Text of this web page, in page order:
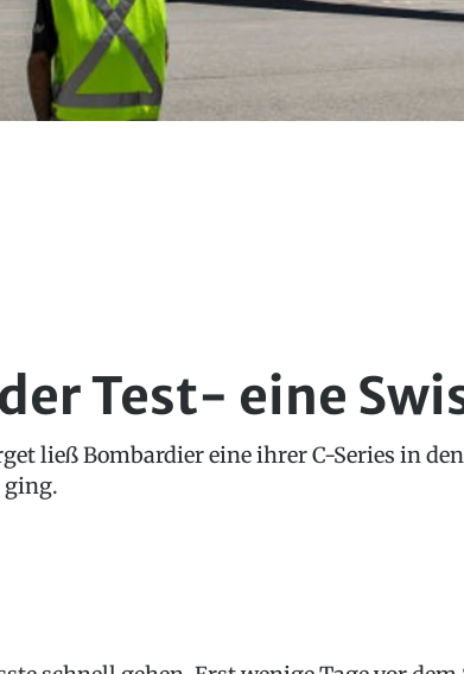
Test- eine
ließ Bombardier eine ihrer C-Series in
ging.